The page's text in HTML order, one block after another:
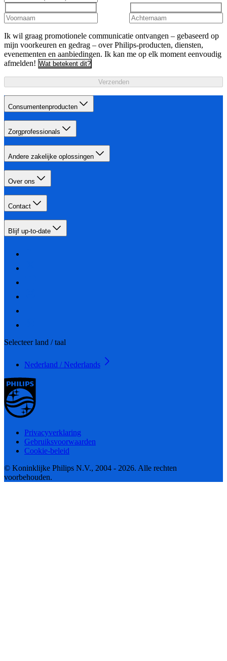
Ik wil graag promotionele communicatie ontvangen – gebaseerd op
mijn voorkeuren en gedrag – over Philips-producten, diensten,
evenementen en aanbiedingen. Ik kan me op elk moment eenvoudig
afmelden! Wat betekent dit?
Verzenden
Consumentenproducten
Zorgprofessionals
Andere zakelijke oplossingen
Over ons
Contact
Blijf up-to-date
Selecteer land / taal
Nederland / Nederlands
Privacyverklaring
Gebruiksvoorwaarden
Cookie-beleid
© Koninklijke Philips N.V., 2004 - 2026. Alle rechten
voorbehouden.